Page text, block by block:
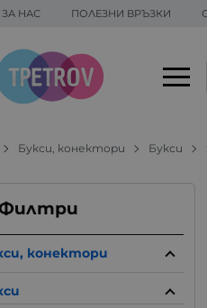
ЗА НАС ПОЛЕЗНИ ВРЪЗКИ
Букси, конектори Букси
конектори